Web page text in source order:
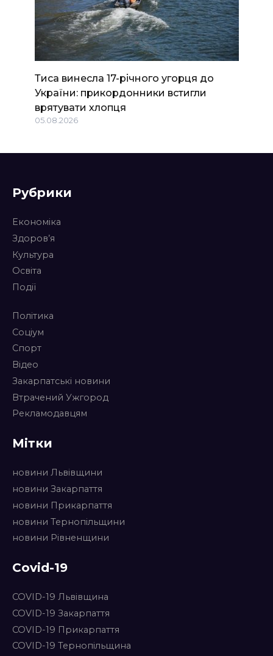
Тиса винесла 17-річного угорця до
України: прикордонники встигли
врятувати хлопця
05.08.2026
Рубрики
Економіка
Здоров’я
Культура
Освіта
Події
Політика
Соціум
Спорт
Відео
Закарпатські новини
Втрачений Ужгород
Рекламодавцям
Мітки
новини Львівщини
новини Закарпаття
новини Прикарпаття
новини Тернопільщини
новини Рівненщини
Covid-19
COVID-19 Львівщина
COVID-19 Закарпаття
COVID-19 Прикарпаття
COVID-19 Тернопільщина